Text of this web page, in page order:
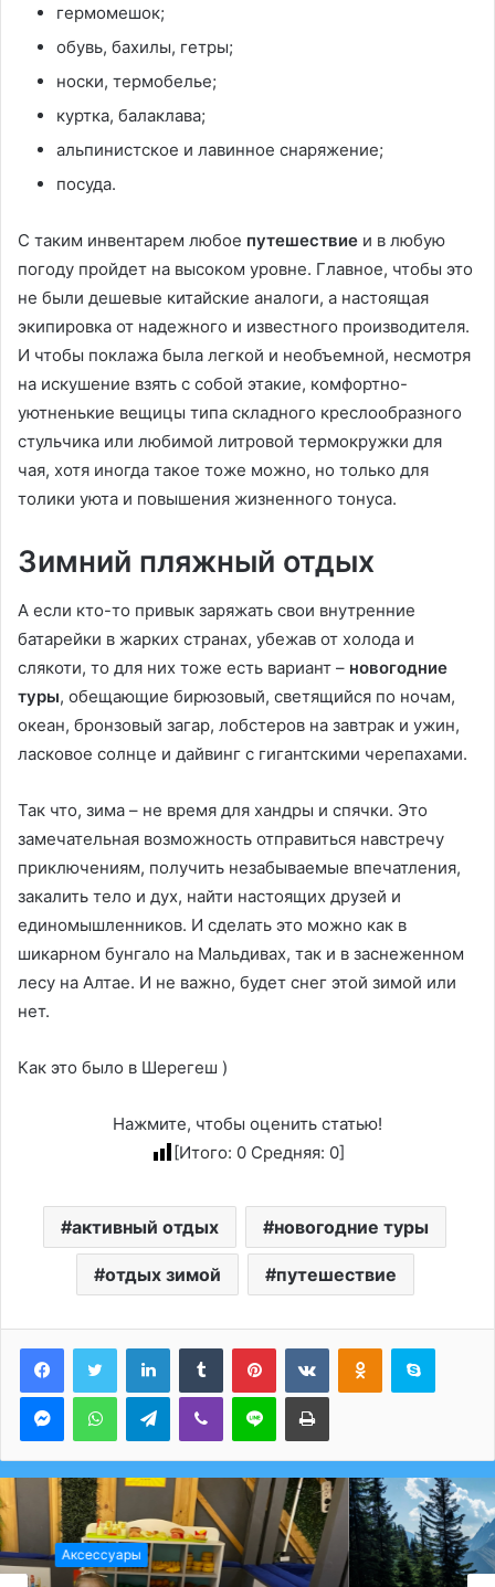
гермомешок;
обувь, бахилы, гетры;
носки, термобелье;
куртка, балаклава;
альпинистское и лавинное снаряжение;
посуда.
С таким инвентарем любое путешествие и в любую
погоду пройдет на высоком уровне. Главное, чтобы это
не были дешевые китайские аналоги, а настоящая
экипировка от надежного и известного производителя.
И чтобы поклажа была легкой и необъемной, несмотря
на искушение взять с собой этакие, комфортно-
уютненькие вещицы типа складного креслообразного
стульчика или любимой литровой термокружки для
чая, хотя иногда такое тоже можно, но только для
толики уюта и повышения жизненного тонуса.
Зимний пляжный отдых
А если кто-то привык заряжать свои внутренние
батарейки в жарких странах, убежав от холода и
слякоти, то для них тоже есть вариант – новогодние
туры, обещающие бирюзовый, светящийся по ночам,
океан, бронзовый загар, лобстеров на завтрак и ужин,
ласковое солнце и дайвинг с гигантскими черепахами.
Так что, зима – не время для хандры и спячки. Это
замечательная возможность отправиться навстречу
приключениям, получить незабываемые впечатления,
закалить тело и дух, найти настоящих друзей и
единомышленников. И сделать это можно как в
шикарном бунгало на Мальдивах, так и в заснеженном
лесу на Алтае. И не важно, будет снег этой зимой или
нет.
Как это было в Шерегеш )
Нажмите, чтобы оценить статью!
[Итого: 0Средняя: 0]
активный отдых новогодние туры
отдых зимой путешествие
LinkedInTumblr PinterestВконтактеОдноклассники
Skype
MessengerWhatsAppTelegramViber Line Печатать
Аксессуары